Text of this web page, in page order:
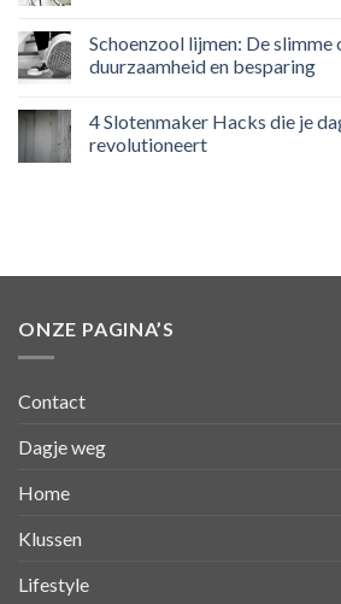
Schoenzool lijmen: De
duurzaamheid en besparing
4 Slotenmaker Hacks die je
revolutioneert
ONZE PAGINA’S
Contact
Dagje weg
Home
Klussen
Lifestyle